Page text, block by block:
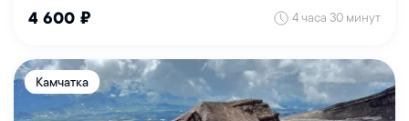
4 600 ₽ 4 часа 30 минут
Камчатка